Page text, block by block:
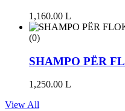
1,160.00 L
(0)
SHAMPO PËR FL
1,250.00 L
View All